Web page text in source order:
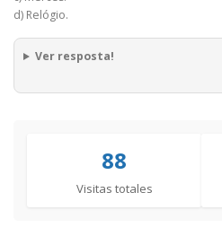
d) Relógio.
Ver resposta!
88
Visitas totales